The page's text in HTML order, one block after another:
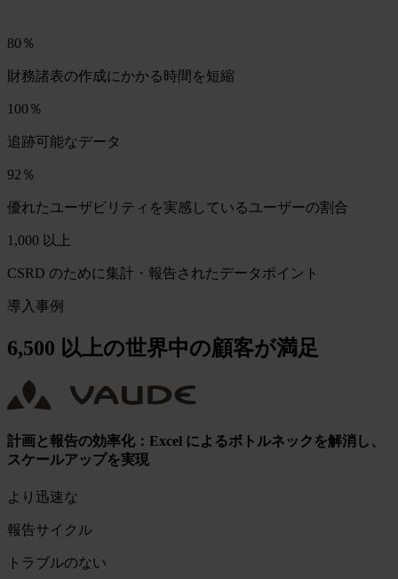
80％
財務諸表の作成にかかる時間を短縮
100％
追跡可能なデータ
92％
優れたユーザビリティを実感しているユーザーの割合
1,000 以上
CSRD のために集計・報告されたデータポイント
導入事例
6,500 以上の世界中の顧客が満足
計画と報告の効率化：Excel によるボトルネックを解消し、
スケールアップを実現
より迅速な
報告サイクル
トラブルのない